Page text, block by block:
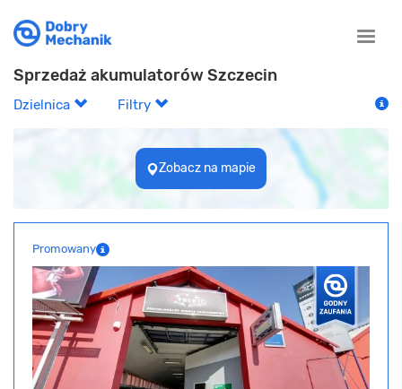
Toggle
Sprzedaż akumulatorów Szczecin
Dzielnica Filtry
Zobacz na mapie
Promowany